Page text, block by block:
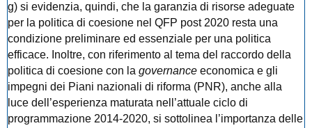
g) si evidenzia, quindi, che la garanzia di risorse adeguate
per la politica di coesione nel QFP post 2020 resta una
condizione preliminare ed essenziale per una politica
efficace. Inoltre, con riferimento al tema del raccordo della
politica di coesione con la governance economica e gli
impegni dei Piani nazionali di riforma (PNR), anche alla
luce dell’esperienza maturata nell’attuale ciclo di
programmazione 2014-2020, si sottolinea l’importanza delle